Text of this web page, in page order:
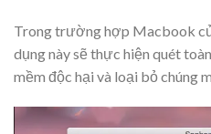
Trong trường hợp Macbook
dụng này sẽ thực hiện quét
mềm độc hại và loại bỏ chúng